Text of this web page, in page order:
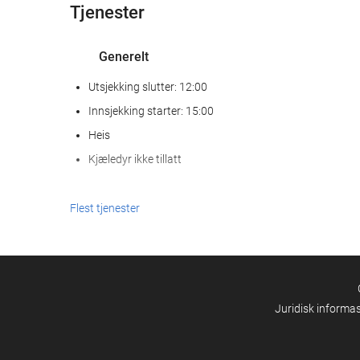
Tjenester
Generelt
Utsjekking slutter: 12:00
Innsjekking starter: 15:00
Heis
Kjæledyr ikke tillatt
Resepsjonstjenester
Bagasjeoppbevaring
Flest tjenester
Juridisk